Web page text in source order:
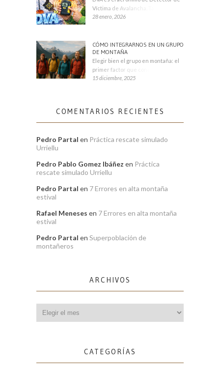
Víctima de Avalancha. También se
28 enero, 2026
CÓMO INTEGRARNOS EN UN GRUPO
DE MONTAÑA
Elegir bien el grupo en montaña: el
primer factor que condiciona tu
15 diciembre, 2025
COMENTARIOS RECIENTES
Pedro Partal en Práctica rescate simulado
Urriellu
Pedro Pablo Gomez Ibáñez en Práctica
rescate simulado Urriellu
Pedro Partal en 7 Errores en alta montaña
estival
Rafael Meneses en 7 Errores en alta montaña
estival
Pedro Partal en Superpoblación de
montañeros
ARCHIVOS
CATEGORÍAS